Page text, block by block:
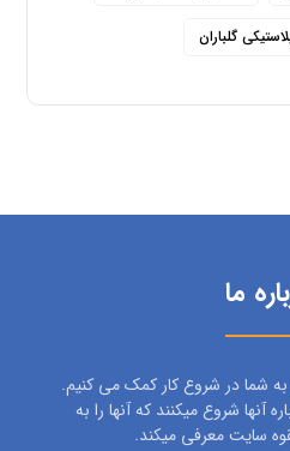
گلباران
ما
به شما در شروع کار کمک می کنیم.
آنها شروع میکنند که آنها را به
سایت معرفی میکند.